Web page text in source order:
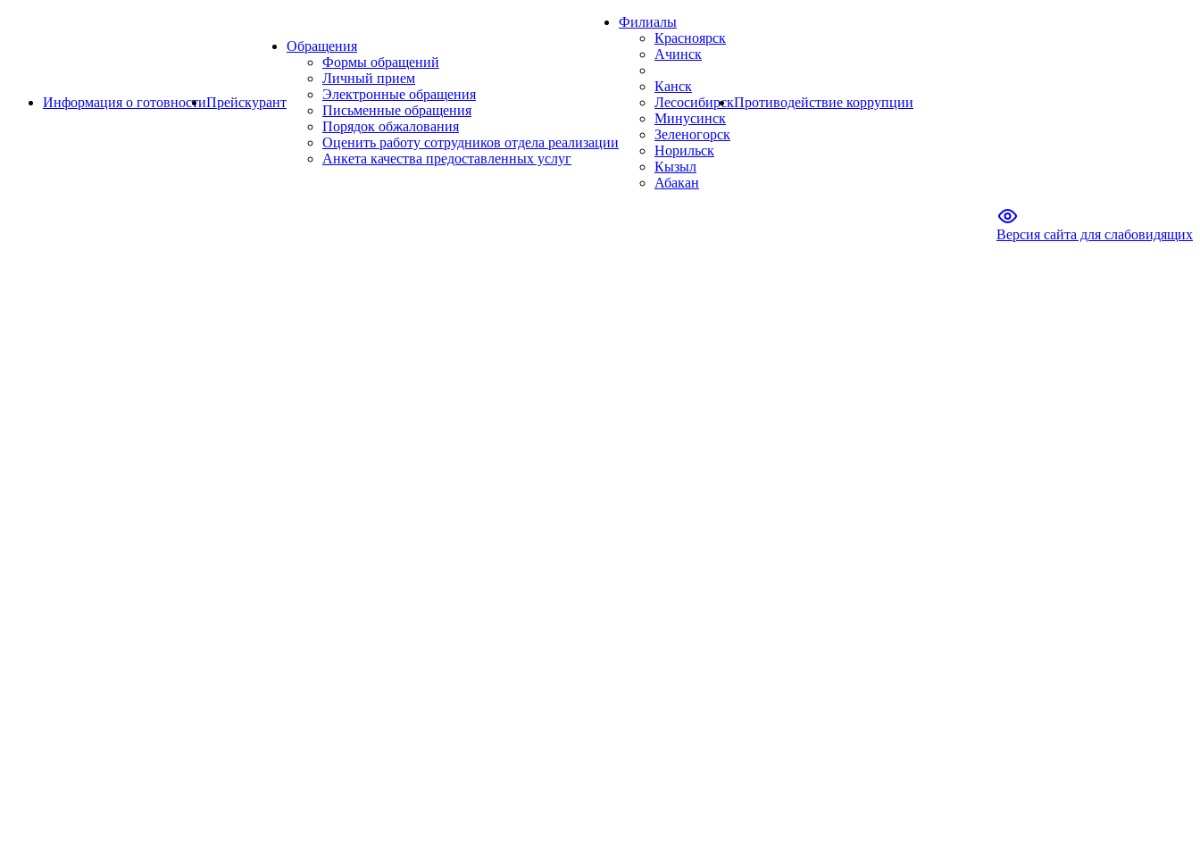
Информация о готовностиПрейскурант
Обращения
Формы обращений
Личный прием
Электронные обращения
Письменные обращения
Порядок обжалования
Оценить работу сотрудников отдела реализации
Анкета качества предоставленных услуг
Филиалы
Красноярск
Ачинск
Канск
Лесосибирск
Минусинск
Зеленогорск
Норильск
Кызыл
Абакан
Противодействие коррупции
Версия сайта для слабовидящих